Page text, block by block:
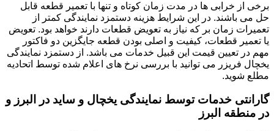
برخی از خرابی ها در مدت زمان کوتاه و تنها با تعمیر قطعه قابل
حل می باشند. در این شرایط هزینه دستمزد نمایندگی کمتر از
تعمیرات زمان بر که نیاز به تعویض قطعات دارند خواهد بود. تعویض
یا تعمیر قطعات، کیفیت و اصلی بودن قطعه جایگزین دو فاکتور
مهم در تعیین قیمت این قبیل خدمات می باشد. از دستمزد نمایندگی
یخچال فریزر می توانید با بررسی نرخ های اعلام شده توسط اتحادیه
مطلع شوید.
گارانتی خدمات توسط نمایندگی یخچال و ساید در البرز و
در منطقه البرز